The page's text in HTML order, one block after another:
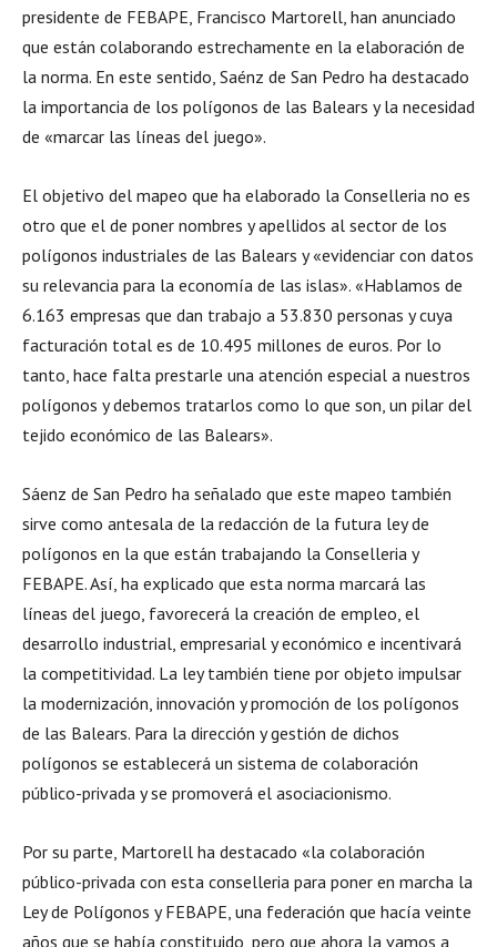
presidente de FEBAPE, Francisco Martorell, han anunciado
que están colaborando estrechamente en la elaboración de
la norma. En este sentido, Saénz de San Pedro ha destacado
la importancia de los polígonos de las Balears y la necesidad
de «marcar las líneas del juego».
El objetivo del mapeo que ha elaborado la Conselleria no es
otro que el de poner nombres y apellidos al sector de los
polígonos industriales de las Balears y «evidenciar con datos
su relevancia para la economía de las islas». «Hablamos de
6.163 empresas que dan trabajo a 53.830 personas y cuya
facturación total es de 10.495 millones de euros. Por lo
tanto, hace falta prestarle una atención especial a nuestros
polígonos y debemos tratarlos como lo que son, un pilar del
tejido económico de las Balears».
Sáenz de San Pedro ha señalado que este mapeo también
sirve como antesala de la redacción de la futura ley de
polígonos en la que están trabajando la Conselleria y
FEBAPE. Así, ha explicado que esta norma marcará las
líneas del juego, favorecerá la creación de empleo, el
desarrollo industrial, empresarial y económico e incentivará
la competitividad. La ley también tiene por objeto impulsar
la modernización, innovación y promoción de los polígonos
de las Balears. Para la dirección y gestión de dichos
polígonos se establecerá un sistema de colaboración
público-privada y se promoverá el asociacionismo.
Por su parte, Martorell ha destacado «la colaboración
público-privada con esta conselleria para poner en marcha la
Ley de Polígonos y FEBAPE, una federación que hacía veinte
años que se había constituido, pero que ahora la vamos a